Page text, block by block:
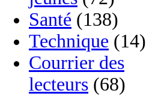
Santé (138)
Technique (14)
Courrier des
lecteurs (68)